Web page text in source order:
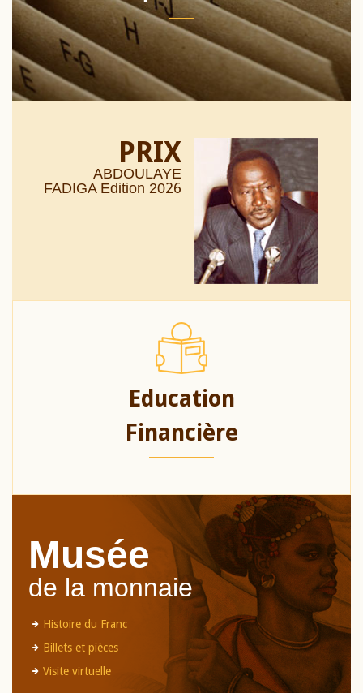
PRIX
ABDOULAYE
FADIGA Edition 2026
Education
Financière
Musée
de la monnaie
Histoire du Franc
Billets et pièces
Visite virtuelle